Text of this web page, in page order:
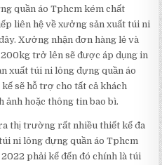
quần áo Tphcm kém chất
liên hệ về xưởng sản xuất túi ni
Xưởng nhận đơn hàng lẻ và
trở lên sẽ được áp dụng in
xuất túi ni lông đựng quần áo
sẽ hỗ trợ cho tất cả khách
ảnh hoặc thông tin bao bì.
thị trường rất nhiều thiết kế đa
ni lông đựng quần áo Tphcm
phải kể đến đó chính là túi